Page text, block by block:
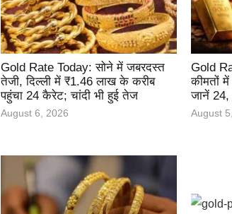
Gold Rate Today: सोने में जबरदस्त
तेजी, दिल्ली में ₹1.46 लाख के करीब
पहुंचा 24 कैरेट; चांदी भी हुई तेज
August 6, 2026
Gold
कीमतों
जानें
August